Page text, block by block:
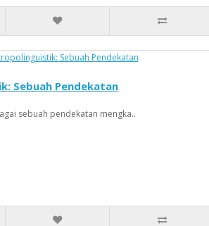
Sebuah Pendekatan
sebuah pendekatan mengka..